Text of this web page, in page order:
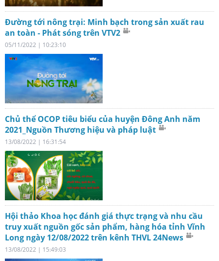
Đường tới nông trại: Minh bạch trong sản xuất rau
an toàn - Phát sóng trên VTV2
05/11/2022 | 10:23:10
Chủ thể OCOP tiêu biểu của huyện Đông Anh năm
2021_Nguồn Thương hiệu và pháp luật
13/08/2022 | 16:31:54
Hội thảo Khoa học đánh giá thực trạng và nhu cầu
truy xuất nguồn gốc sản phẩm, hàng hóa tỉnh Vĩnh
Long ngày 12/08/2022 trên kênh THVL 24News
13/08/2022 | 15:49:03